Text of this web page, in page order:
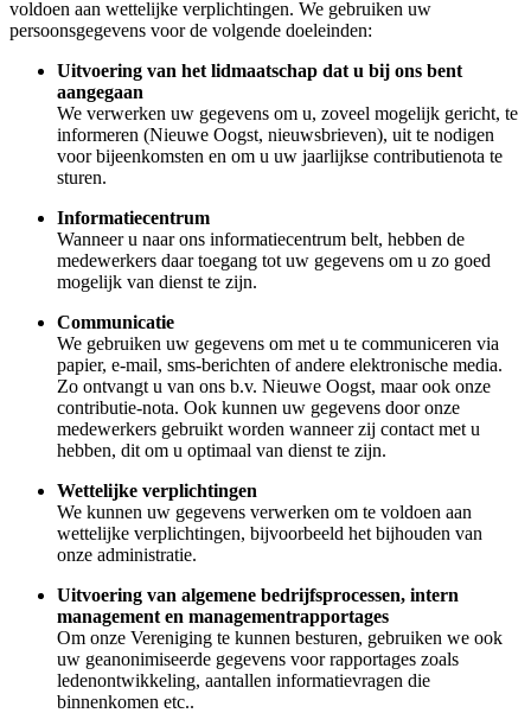
voldoen aan wettelijke verplichtingen. We gebruiken uw
persoonsgegevens voor de volgende doeleinden:
Uitvoering van het lidmaatschap dat u bij ons bent
aangegaan
We verwerken uw gegevens om u, zoveel mogelijk gericht, te
informeren (Nieuwe Oogst, nieuwsbrieven), uit te nodigen
voor bijeenkomsten en om u uw jaarlijkse contributienota te
sturen.
Informatiecentrum
Wanneer u naar ons informatiecentrum belt, hebben de
medewerkers daar toegang tot uw gegevens om u zo goed
mogelijk van dienst te zijn.
Communicatie
We gebruiken uw gegevens om met u te communiceren via
papier, e-mail, sms-berichten of andere elektronische media.
Zo ontvangt u van ons b.v. Nieuwe Oogst, maar ook onze
contributie-nota. Ook kunnen uw gegevens door onze
medewerkers gebruikt worden wanneer zij contact met u
hebben, dit om u optimaal van dienst te zijn.
Wettelijke verplichtingen
We kunnen uw gegevens verwerken om te voldoen aan
wettelijke verplichtingen, bijvoorbeeld het bijhouden van
onze administratie.
Uitvoering van algemene bedrijfsprocessen, intern
management en managementrapportages
Om onze Vereniging te kunnen besturen, gebruiken we ook
uw geanonimiseerde gegevens voor rapportages zoals
ledenontwikkeling, aantallen informatievragen die
binnenkomen etc..